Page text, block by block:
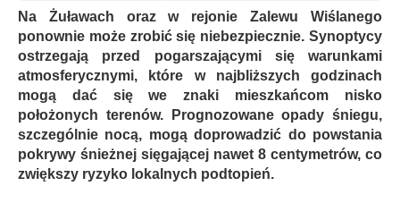
Na Żuławach oraz w rejonie Zalewu Wiślanego
ponownie może zrobić się niebezpiecznie. Synoptycy
ostrzegają przed pogarszającymi się warunkami
atmosferycznymi, które w najbliższych godzinach
mogą dać się we znaki mieszkańcom nisko
położonych terenów. Prognozowane opady śniegu,
szczególnie nocą, mogą doprowadzić do powstania
pokrywy śnieżnej sięgającej nawet 8 centymetrów, co
zwiększy ryzyko lokalnych podtopień.